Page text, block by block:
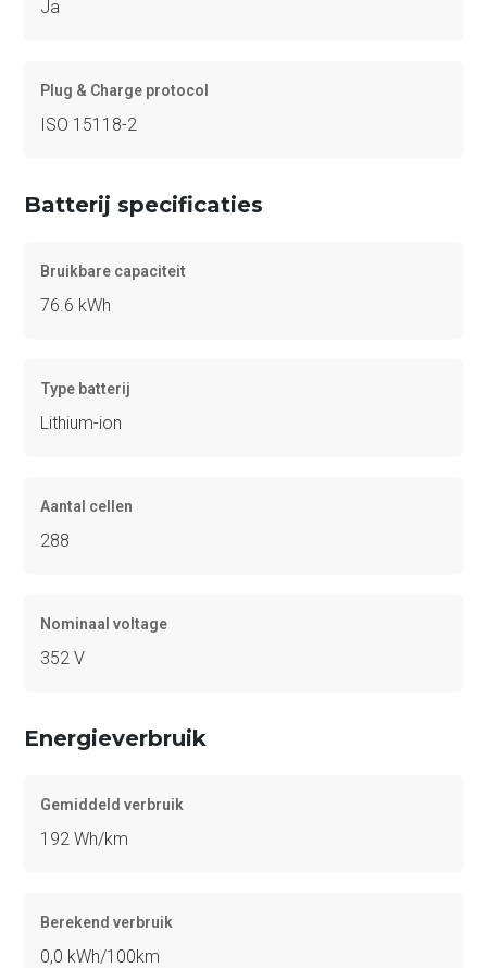
Ja
Plug & Charge protocol
ISO 15118-2
Batterij specificaties
Bruikbare capaciteit
76.6 kWh
Type batterij
Lithium-ion
Aantal cellen
288
Nominaal voltage
352 V
Energieverbruik
Gemiddeld verbruik
192 Wh/km
Berekend verbruik
0,0 kWh/100km